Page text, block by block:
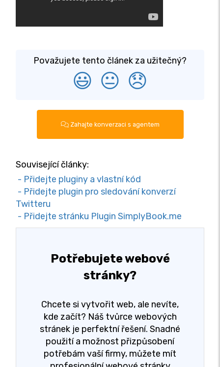
Považujete tento článek za užitečný?
😃 😐 😞
Zahajte konverzaci s agentem
Související články:
- Přidejte pluginy a vlastní kód
- Přidejte plugin pro sledování konverzí
Twitteru
- Přidejte stránku Plugin SimplyBook.me
Potřebujete webové
stránky?
Chcete si vytvořit web, ale nevíte,
kde začít? Náš tvůrce webových
stránek je perfektní řešení. Snadné
použití a možnost přizpůsobení
potřebám vaší firmy, můžete mít